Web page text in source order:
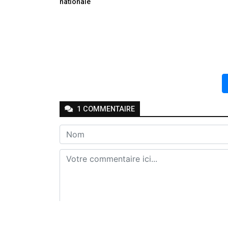
nationale
1 COMMENTAIRE